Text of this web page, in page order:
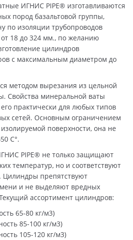
ИГНИС PIPE® изготавливаются
пород базальтовой группы,
по изоляции трубопроводов
18 до 324 мм., по желанию
цилиндров
с максимальным диаметром до
методом вырезания из цельной
Свойства минеральной ваты
практически для любых типов
сетей. Основным ограничением
поверхности, она не
C°.
PIPE® не только защищают
температур, но и соответствуют
Цилиндры препятствуют
и не выделяют вредных
ассортимент цилиндров:
65-80 кг/м3)
85-100 кг/м3)
105-120 кг/м3)